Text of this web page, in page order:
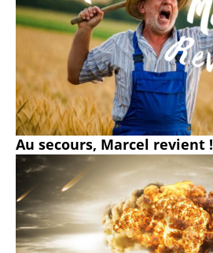
Au secours, Marcel revient !